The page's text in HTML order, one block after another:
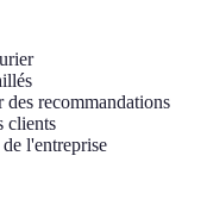
recommandations
clients
l'entreprise